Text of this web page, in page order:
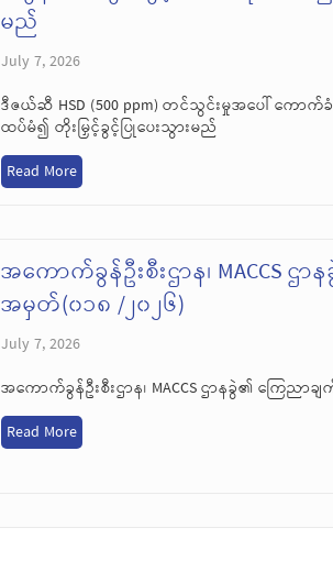
မည်
July 7, 2026
ဒီဇယ်ဆီ HSD (500 ppm) တင်သွင်းမှုအပေါ် က
ထပ်မံ၍ တိုးမြှင့်ခွင့်ပြုပေးသွားမည်
Read More
အကောက်ခွန်ဦးစီးဌာန၊ MACCS ဌ
အမှတ်(၀၁၈ /၂၀၂၆)
July 7, 2026
အကောက်ခွန်ဦးစီးဌာန၊ MACCS ဌာနခွဲ၏ ကြေညာ
Read More